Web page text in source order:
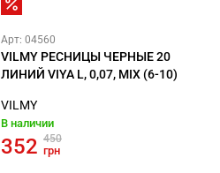
Арт: 04560
VILMY РЕСНИЦЫ ЧЕРНЫЕ 20
ЛИНИЙ VIYA L, 0,07, MIX (6-10)
VILMY
В наличии
352 450
грн